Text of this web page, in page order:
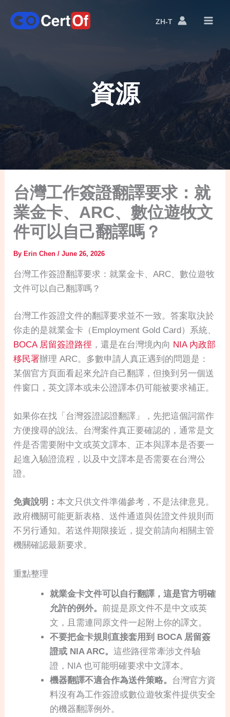
ZH-T
語
資源
台灣工作簽證翻譯要求：就
業金卡、ARC、數位遊牧文
件可以自己翻譯嗎？
ByErin Chen/June 26, 2026
台灣工作簽證翻譯要求：就業金卡、ARC、數位遊牧
文件可以自己翻譯嗎？
台灣工作簽證文件的翻譯要求並不一致。答案取決於
你走的是就業金卡（Employment Gold Card）系統、
BOCA 居留簽證路徑 ，還是在台灣境內向 NIA 內政部
移民署辦理 ARC。多數申請人真正遇到的問題是：
某個官方頁面看起來允許自己翻譯，但換到另一個送
件窗口，英文譯本或未公證譯本仍可能被要求補正。
如果你在找「台灣簽證認證翻譯」，先把這個詞當作
方便搜尋的說法。台灣案件真正要確認的，通常是文
件是否需要附中文或英文譯本、正本與譯本是否要一
起進入驗證流程，以及中文譯本是否需要在台灣公
證。
免責說明：本文只供文件準備參考，不是法律意見。
政府機關可能更新表格、送件通道與佐證文件規則而
不另行通知。若送件期限接近，提交前請向相關主管
機關確認最新要求。
重點整理
就業金卡文件可以自行翻譯，這是官方明確
允許的例外。前提是原文件不是中文或英
文，且需連同原文件一起附上你的譯文。
不要把金卡規則直接套用到 BOCA 居留簽
證或 NIA ARC。這些路徑常牽涉文件驗
證，NIA 也可能明確要求中文譯本。
機器翻譯不適合作為送件策略。 台灣官方資
料沒有為工作簽證或數位遊牧案件提供安全
的機器翻譯例外。